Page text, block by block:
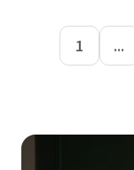
1 ...